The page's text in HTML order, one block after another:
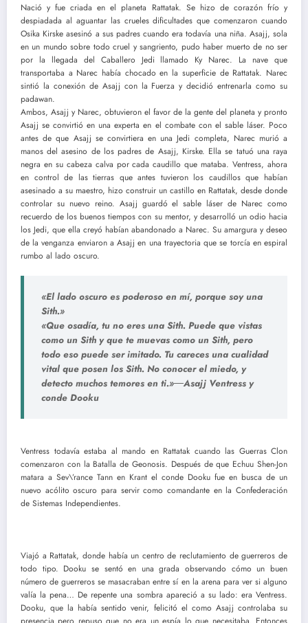
Nació y fue criada en el planeta Rattatak. Se hizo de corazón frío y
despiadada al aguantar las crueles dificultades que comenzaron cuando
Osika Kirske asesinó a sus padres cuando era todavía una niña. Asajj, sola
en un mundo sobre todo cruel y sangriento, pudo haber muerto de no ser
por la llegada del Caballero Jedi llamado Ky Narec. La nave que
transportaba a Narec había chocado en la superficie de Rattatak. Narec
sintió la conexión de Asajj con la Fuerza y decidió entrenarla como su
padawan.
Ambos, Asajj y Narec, obtuvieron el favor de la gente del planeta y pronto
Asajj se convirtió en una experta en el combate con el sable láser. Poco
antes de que Asajj se convirtiera en una Jedi completa, Narec murió a
manos del asesino de los padres de Asajj, Kirske. Ella se tatuó una raya
negra en su cabeza calva por cada caudillo que mataba. Ventress, ahora
en control de las tierras que antes tuvieron los caudillos que habían
asesinado a su maestro, hizo construir un castillo en Rattatak, desde donde
controlar su nuevo reino. Asajj guardó el sable láser de Narec como
recuerdo de los buenos tiempos con su mentor, y desarrolló un odio hacia
los Jedi, que ella creyó habían abandonado a Narec. Su amargura y deseo
de la venganza enviaron a Asajj en una trayectoria que se torcía en espiral
rumbo al lado oscuro.
«El lado oscuro es poderoso en mí, porque soy una
Sith.»
«Que osadía, tu no eres una Sith. Puede que vistas
como un Sith y que te muevas como un Sith, pero
todo eso puede ser imitado. Tu careces una cualidad
vital que posen los Sith. No conocer el miedo, y
detecto muchos temores en ti.»―Asajj Ventress y
conde Dooku
Ventress todavía estaba al mando en Rattatak cuando las Guerras Clon
comenzaron con la Batalla de Geonosis. Después de que Echuu Shen-Jon
matara a Sev\’rance Tann en Krant el conde Dooku fue en busca de un
nuevo acólito oscuro para servir como comandante en la Confederación
de Sistemas Independientes.
Viajó a Rattatak, donde había un centro de reclutamiento de guerreros de
todo tipo. Dooku se sentó en una grada observando cómo un buen
número de guerreros se masacraban entre sí en la arena para ver si alguno
valía la pena… De repente una sombra apareció a su lado: era Ventress.
Dooku, que la había sentido venir, felicitó el como Asajj controlaba su